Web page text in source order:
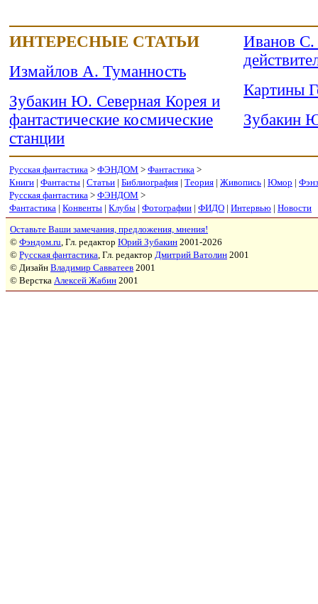
ИНТЕРЕСНЫЕ СТАТЬИ
Измайлов А. Туманность
Зубакин Ю. Северная Корея и
фантастические космические
станции
Иванов С.
Картины
Зубакин
Русская фантастика > ФЭНДОМ > Фантастика >
Книги | Фантасты | Статьи | Библиография | Теория | Живопись | Юмор |
Русская фантастика > ФЭНДОМ >
Фантастика | Конвенты | Клубы | Фотографии | ФИДО | Интервью | Новости
Оставьте Ваши замечания, предложения, мнения!
© Фэндом.ru, Гл. редактор Юрий Зубакин 2001-2026
© Русская фантастика, Гл. редактор Дмитрий Ватолин 2001
© Дизайн Владимир Савватеев 2001
© Верстка Алексей Жабин 2001